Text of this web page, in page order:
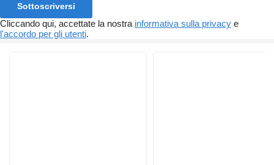
Sottoscriversi
Cliccando qui, accettate la nostra informativa sulla privacy e
l'accordo per gli utenti.